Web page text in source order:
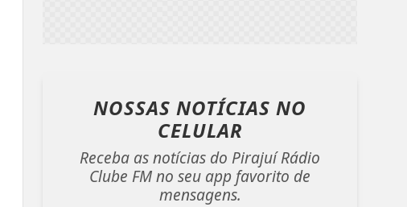
NOSSAS NOTÍCIASNO
CELULAR
Receba as notícias do Pirajuí Rádio
Clube FM no seu app favorito de
mensagens.